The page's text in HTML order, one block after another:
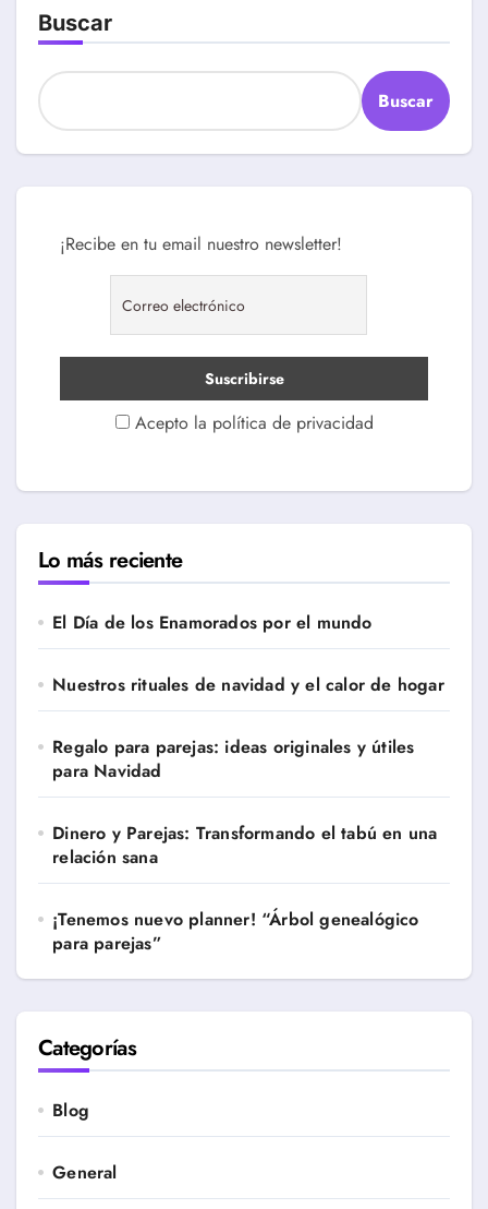
Buscar
Buscar
¡Recibe en tu email nuestro newsletter!
Acepto la política de privacidad
Lo más reciente
El Día de los Enamorados por el mundo
Nuestros rituales de navidad y el calor de hogar
Regalo para parejas: ideas originales y útiles
para Navidad
Dinero y Parejas: Transformando el tabú en una
relación sana
¡Tenemos nuevo planner! “Árbol genealógico
para parejas”
Categorías
Blog
General